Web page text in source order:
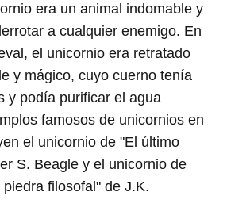
era un animal indomable y
a cualquier enemigo. En
el unicornio era retratado
y mágico, cuyo cuerno tenía
y podía purificar el agua
famosos de unicornios en
el unicornio de "El último
S. Beagle y el unicornio de
filosofal" de J.K.